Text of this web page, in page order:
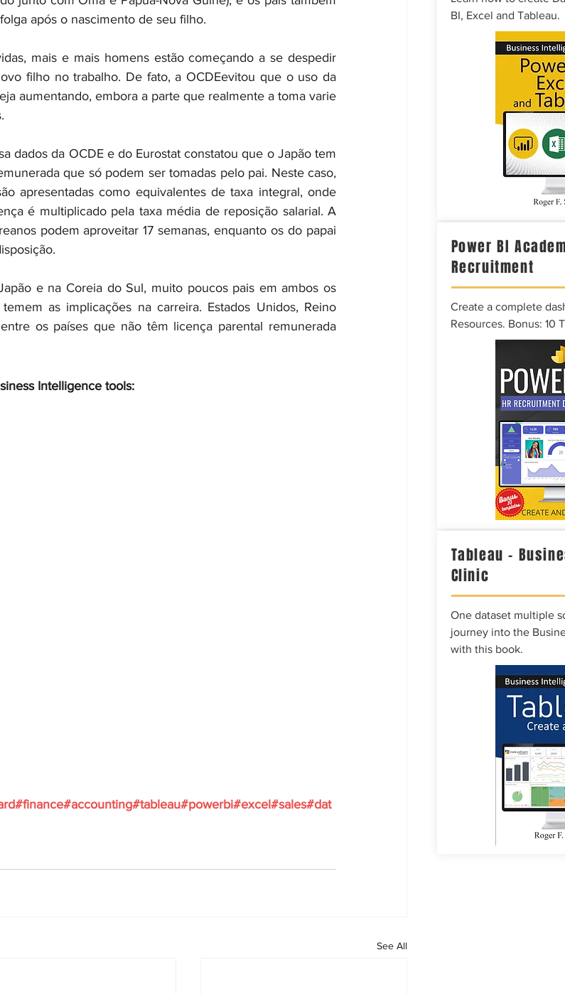
após o nascimento de seu filho.
mais e mais homens estão começando a se despedir
filho no trabalho. De fato, a OCDEevitou que o uso da
aumentando, embora a parte que realmente a toma varie
dados da OCDE e do Eurostat constatou que o Japão tem
que só podem ser tomadas pelo pai. Neste caso,
apresentadas como equivalentes de taxa integral, onde
é multiplicado pela taxa média de reposição salarial. A
podem aproveitar 17 semanas, enquanto os do papai
e na Coreia do Sul, muito poucos pais em ambos os
as implicações na carreira. Estados Unidos, Reino
os países que não têm licença parental remunerada
Intelligence tools:
#finance#accounting#tableau#powerbi#excel#sales#dat
See All
BI, Excel and Tableau.
Power BI
Recruitment
Create a complete
Resources. Bonus: 10
Tableau –
Clinic
One dataset multiple
journey into the
with this book.